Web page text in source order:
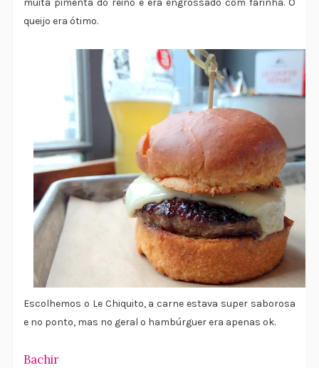
muita pimenta do reino e era engrossado com farinha. O
queijo era ótimo.
Escolhemos o Le Chiquito, a carne estava super saborosa
e no ponto, mas no geral o hambúrguer era apenas ok.
Bachir